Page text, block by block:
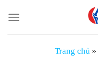
đến
nội
Trang chủ »